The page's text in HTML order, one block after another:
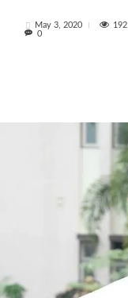
May 3, 2020
192
0